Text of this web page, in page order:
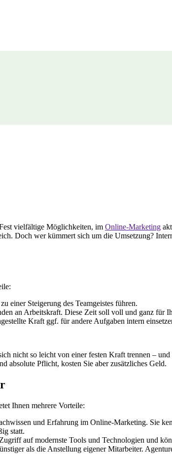
vielfältige Möglichkeiten, im Online-Marketing
Doch wer kümmert sich um die Umsetzung?
einer Steigerung des Teamgeistes führen.
an Arbeitskraft. Diese Zeit soll voll und ganz für
Kraft ggf. für andere Aufgaben intern
nicht so leicht von einer festen Kraft trennen –
absolute Pflicht, kosten Sie aber zusätzliches Geld.
Ihnen mehrere Vorteile:
und Erfahrung im Online-Marketing. Sie
statt.
auf modernste Tools und Technologien und
als die Anstellung eigener Mitarbeiter.